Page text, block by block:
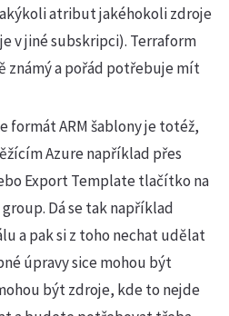
atribut jakéhokoli zdroje
v jiné subskripci). Terraform
známý a pořád potřebuje mít
formát ARM šablony je totéž,
Azure například přes
Export Template tlačítko na
Dá se tak například
a pak si z toho nechat udělat
úpravy sice mohou být
být zdroje, kde to nejde